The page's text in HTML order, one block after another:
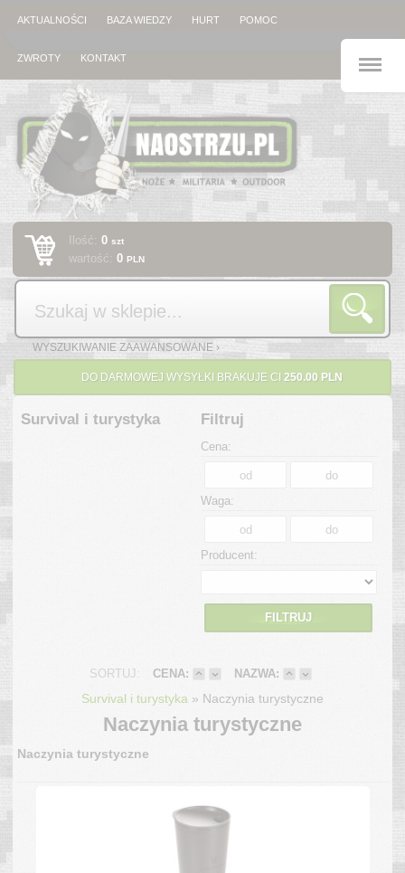
AKTUALNOŚCI BAZA WIEDZY HURT POMOC
ZWROTY KONTAKT
Ilość:0szt
wartość:0PLN
Szukaj
WYSZUKIWANIE ZAAWANSOWANE ›
DO DARMOWEJ WYSYŁKI BRAKUJE CI 250.00 PLN
Survival i turystyka Filtruj
Cena:
Waga:
Producent:
FILTRUJ
SORTUJ: CENA: NAZWA:
Survival i turystyka » Naczynia turystyczne
Naczynia turystyczne
Naczynia turystyczne